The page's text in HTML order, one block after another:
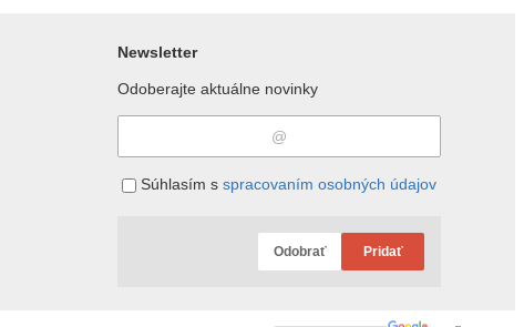
Newsletter
Odoberajte aktuálne novinky
Súhlasím s spracovaním osobných údajov
Odobrať Pridať